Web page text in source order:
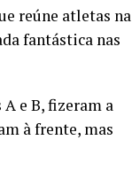
reúne atletas na
fantástica nas
e B, fizeram a
à frente, mas